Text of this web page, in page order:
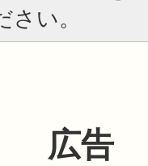
い。
広告